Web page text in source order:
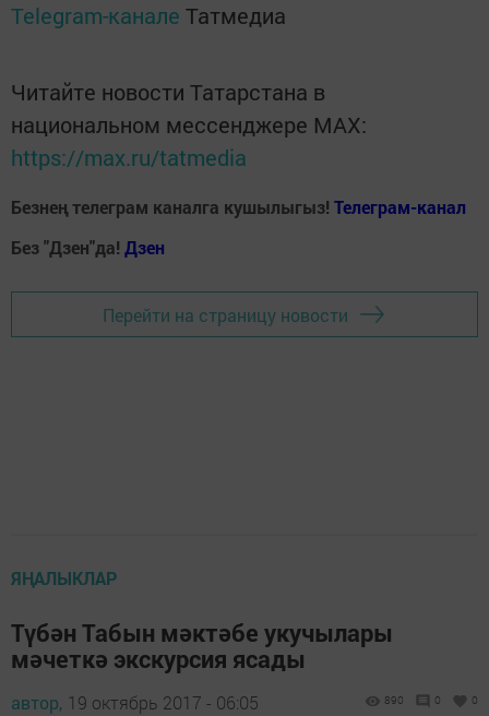
Telegram-канале Татмедиа
Читайте новости Татарстана в
национальном мессенджере MАХ:
https://max.ru/tatmedia
Безнең телеграм каналга кушылыгыз! Телеграм-канал
Без "Дзен"да! Дзен
Перейти на страницу новости
ЯҢАЛЫКЛАР
Түбән Табын мәктәбе укучылары
мәчеткә экскурсия ясады
автор, 19 октябрь 2017 - 06:05 890 0 0